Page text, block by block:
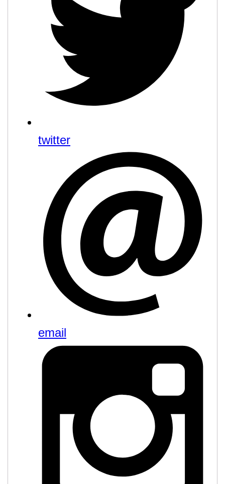
twitter
email